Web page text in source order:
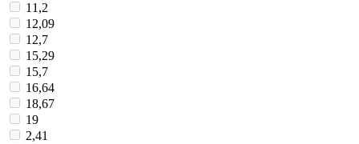
11,2
12,09
12,7
15,29
15,7
16,64
18,67
19
2,41